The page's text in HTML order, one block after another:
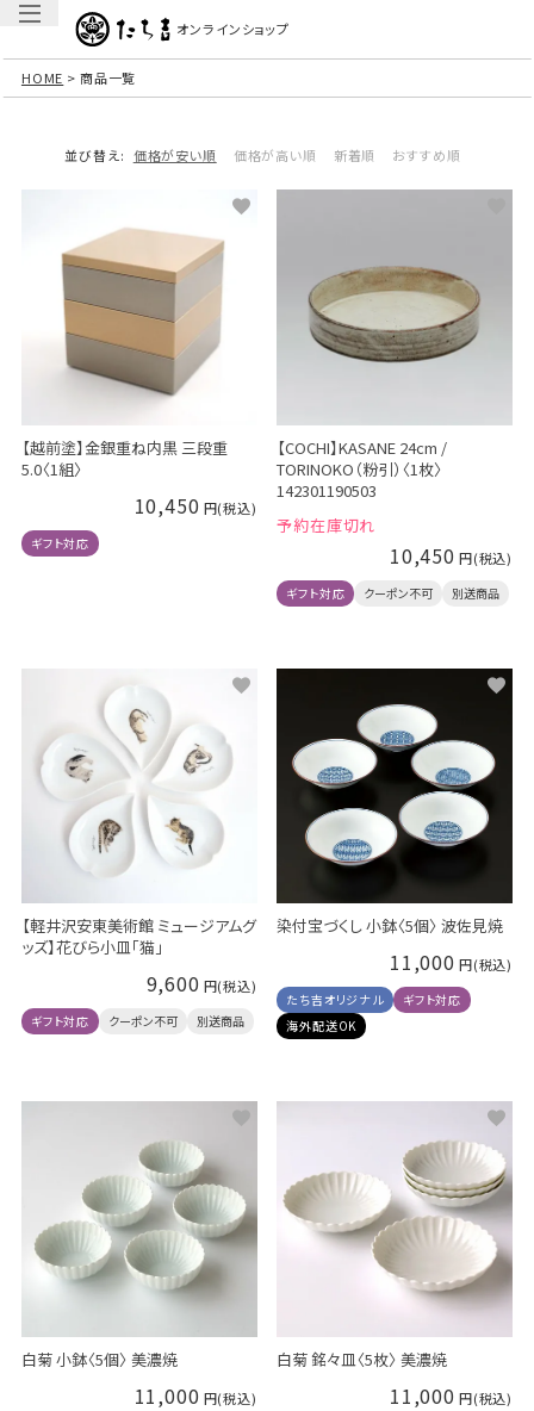
オンラインショップ
HOME 商品一覧
並び替え 価格が安い順 価格が高い順 新着順 おすすめ順
【越前塗】金銀重ね内黒 三段重
5.0〈1組〉
10,450
ギフト対応
【COCHI】KASANE 24cm /
TORINOKO（粉引）〈1枚〉
142301190503
予約在庫切れ
10,450
ギフト対応 クーポン不可 別送商品
【軽井沢安東美術館 ミュージアムグ
ッズ】花びら小皿「猫」
9,600
ギフト対応 クーポン不可 別送商品
染付宝づくし 小鉢〈5個〉 波佐見焼
11,000
たち吉オリジナル
ギフト対応
海外配送OK
白菊 小鉢〈5個〉 美濃焼
11,000
白菊 銘々皿〈5枚〉 美濃焼
11,000